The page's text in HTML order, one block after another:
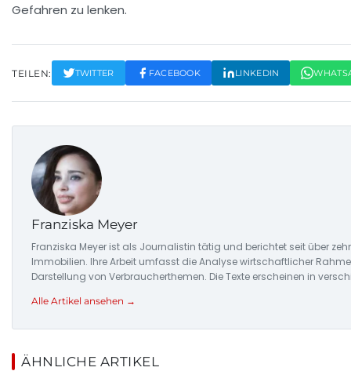
Gefahren zu lenken.
TEILEN: TWITTER FACEBOOK LINKEDIN
Franziska Meyer
Franziska Meyer ist als Journalistin tätig und berichtet seit über
Immobilien. Ihre Arbeit umfasst die Analyse wirtschaftlicher
Darstellung von Verbraucherthemen. Die Texte erscheinen in
Alle Artikel ansehen →
ÄHNLICHE ARTIKEL